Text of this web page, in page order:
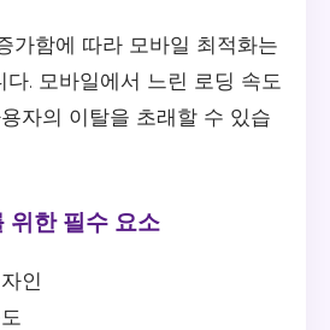
가함에 따라 모바일 최적화는
. 모바일에서 느린 로딩 속도
자의 이탈을 초래할 수 있습
위한 필수 요소
인